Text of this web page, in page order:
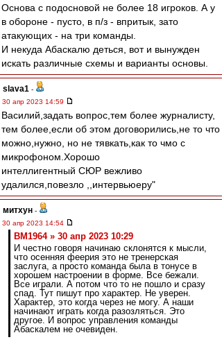
Основа с подосновой не более 18 игроков. А у
в обороне - пусто, в п/з - впритык, зато
атакующих - на три команды.
И некуда Абаскалю деться, вот и вынужден
искать различные схемы и варианты основы.
slava1 -
30 апр 2023 14:59
Василий,задать вопрос,тем более журналисту,
тем более,если об этом договорились,не то что
можно,нужно, но не тявкать,как то чмо с
микрофоном.Хорошо
интеллигентный СЮР вежливо
удалился,повезло ,,интервьюеру"
митхун -
30 апр 2023 14:54
BM1964 » 30 апр 2023 10:29
И честно говоря начинаю склонятся к мысли,
что осенняя феерия это не тренерская
заслуга, а просто команда была в тонусе в
хорошем настроении в форме. Все бежали.
Все играли. А потом что то не пошло и сразу
спад. Тут пишут про характер. Не уверен.
Характер, это когда через не могу. А наши
начинают играть когда разозляться. Это
другое. И вопрос управления команды
Абаскалем не очевиден.